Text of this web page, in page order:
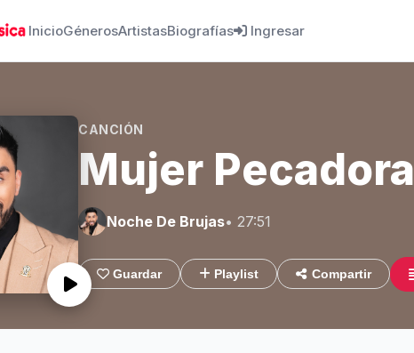
InicioGénerosArtistasBiografías Ingresar
CANCIÓN
Mujer Pecadora
Noche De Brujas• 27:51
Guardar Playlist Compartir